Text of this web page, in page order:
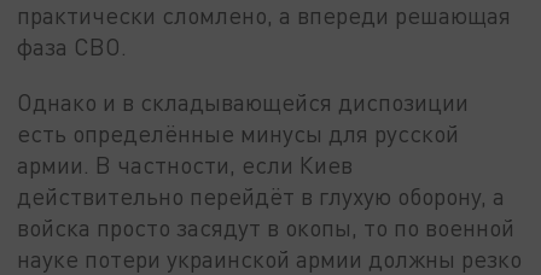
практически сломлено, а впереди решающая
фаза СВО.
Однако и в складывающейся диспозиции
есть определённые минусы для русской
армии. В частности, если Киев
действительно перейдёт в глухую оборону, а
войска просто засядут в окопы, то по военной
науке потери украинской армии должны резко